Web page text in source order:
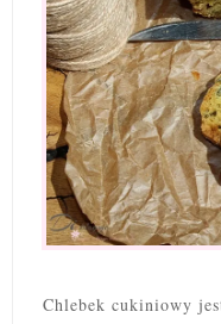
Chlebek cukiniowy